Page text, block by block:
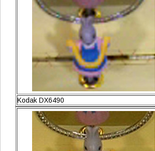
Kodak DX6490